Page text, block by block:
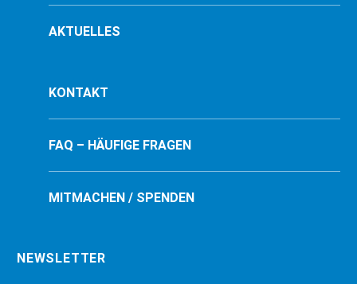
AKTUELLES
KONTAKT
FAQ – HÄUFIGE FRAGEN
MITMACHEN / SPENDEN
NEWSLETTER